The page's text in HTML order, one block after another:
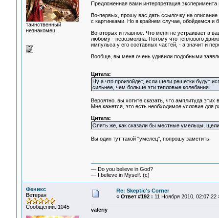
таинственный
незнакомец
Предложенная вами интерпретация
Во-первых, прошу вас дать ссылочку на
с картинками. Но в крайнем случае, обойдемся и
Во-вторых и главное. Что меня не устраивает в
любому - невозможна. Потому что теплового
импульса у его составных частей, - а значит и
Вообще, вы меня очень удивили подобными
Цитата:
Ну а что произойдет, если щели решетки будут
сильнее, чем больше эти тепловые колебания.
Вероятно, вы хотите сказать, что амплитуда
Мне кажется, это есть необходимое условие для
Цитата:
Опять же, как сказали бы местные умельцы,
Вы один тут такой "умелец", попрошу заметить.
— Do you believe in God?
— I believe in Myself. (c)
Феникс
Ветеран
Сообщений: 1045
Re: Skeptic's Corner
« Ответ #192 : 11 Ноября 2010, 02:07:22
valeriy